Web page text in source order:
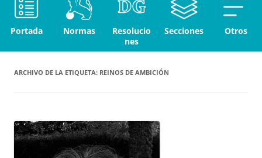
Portada Normas
Resolucio
nes
Secciones Otros
ARCHIVO DE LA ETIQUETA: REINOS DE AMBICIÓN